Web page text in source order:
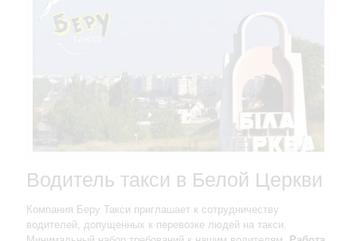
Водитель такси в Белой Церкви
Компания Беру Такси приглашает к сотрудничеству
водителей, допущенных к перевозке людей на такси.